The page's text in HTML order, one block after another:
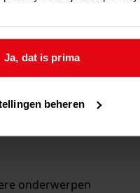
Ja, dat is prima
beheren
onderwerpen